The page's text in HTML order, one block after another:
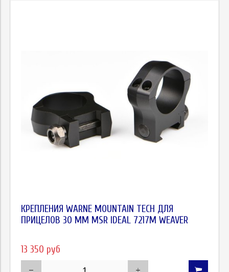
КРЕПЛЕНИЯ WARNE MOUNTAIN TECH ДЛЯ
ПРИЦЕЛОВ 30 ММ MSR IDEAL 7217M WEAVER
13 350 руб